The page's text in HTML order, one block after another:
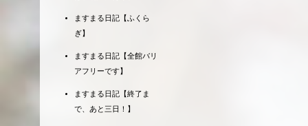
ますまる日記【ふくら
ぎ】
ますまる日記【全館バリ
アフリーです】
ますまる日記【終了ま
で、あと三日！】